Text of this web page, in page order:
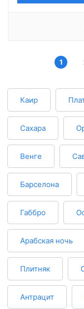
1
Каир
Сахара
Венге
Барселона
Габбро
Арабская ночь
Плитняк
Антрацит